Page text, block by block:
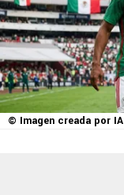
© Imagen creada por IA